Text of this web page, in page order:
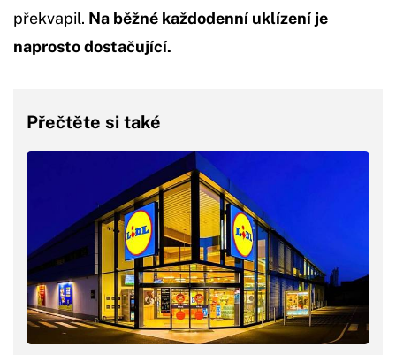
překvapil. Na běžné každodenní uklízení je
naprosto dostačující.
Přečtěte si také